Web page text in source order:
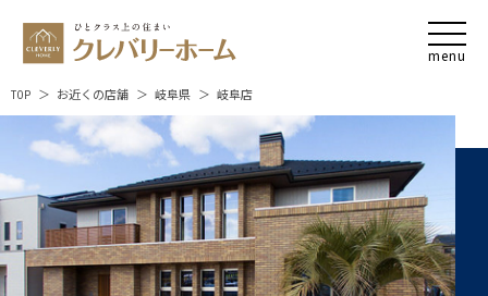
TOP お近くの店舗 岐阜県 岐阜店